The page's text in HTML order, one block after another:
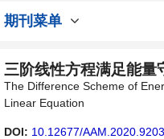
期刊菜单
三阶线性方程满足能量
The Difference Scheme of
Linear Equation
DOI: 10.12677/